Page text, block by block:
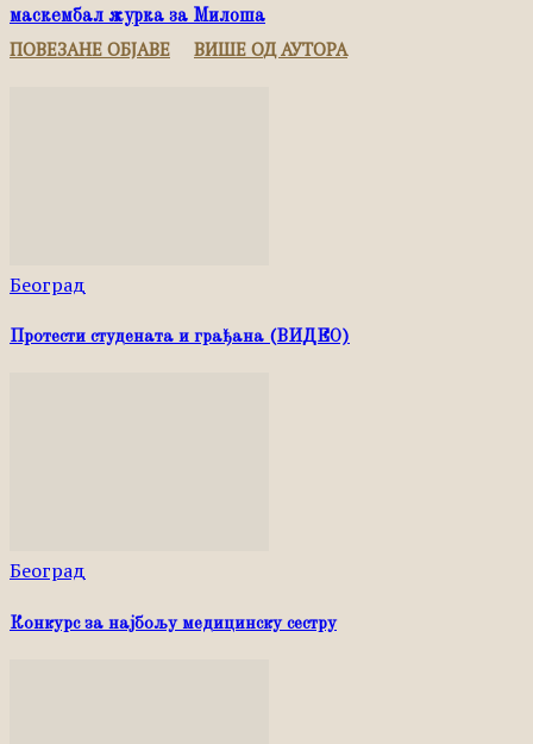
маскембал журка за Милоша
ПОВЕЗАНЕ ОБЈАВЕ ВИШЕ ОД АУТОРА
Београд
Протести студената и грађана (ВИДЕО)
Београд
Конкурс за најбољу медицинску сестру